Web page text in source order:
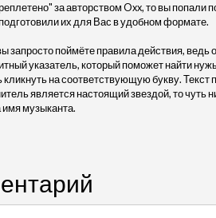
за авторством Oxx, то вы попали
их для Вас в удобном формате.
запросто поймёте правила действия,
указатель, который поможет найти
на соответствующую букву.
является настоящий звездой, то чуть
музыканта.